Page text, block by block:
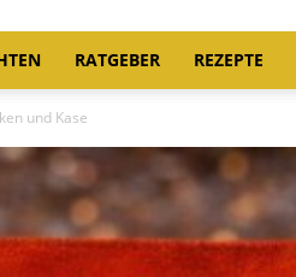
RATGEBER REZEPTE
und Kase